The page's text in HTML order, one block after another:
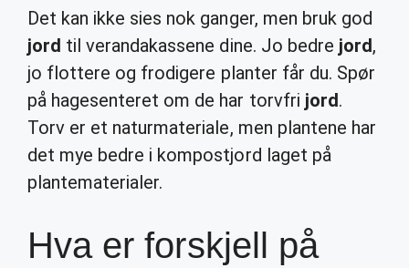
Det kan ikke sies nok ganger, men bruk god
jord til verandakassene dine. Jo bedre jord,
jo flottere og frodigere planter får du. Spør
på hagesenteret om de har torvfri jord.
Torv er et naturmateriale, men plantene har
det mye bedre i kompostjord laget på
plantematerialer.
Hva er forskjell på